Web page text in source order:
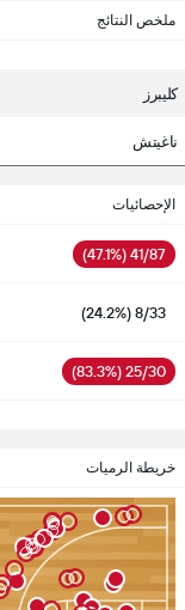
ملخص النتائج
كليبرز
ناغيتش
الإحصائيات
41/87 (47.1%)
8/33 (24.2%)
25/30 (83.3%)
خريطة الرميات